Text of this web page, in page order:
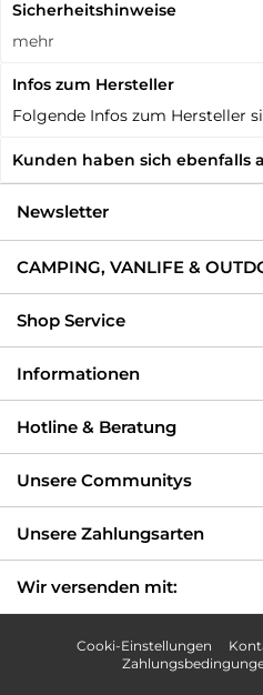
Sicherheitshinweise
mehr
Infos zum Hersteller
Folgende Infos zum Hersteller
Kunden haben sich ebenfalls
Newsletter
CAMPING, VANLIFE &
Shop Service
Informationen
Hotline & Beratung
Unsere Communitys
Unsere Zahlungsarten
Wir versenden mit:
Cooki-Einstellungen